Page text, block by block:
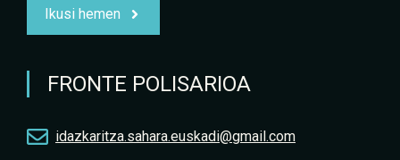
Ikusi hemen
FRONTE POLISARIOA
idazkaritza.sahara.euskadi@gmail.com